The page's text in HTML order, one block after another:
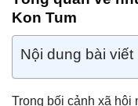
Kon Tum
Nội dung bài viết
Trong bối cảnh xã hội